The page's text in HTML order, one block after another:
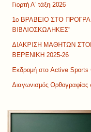
Γιορτή Α’ τάξη 2026
1ο ΒΡΑΒΕΙΟ ΣΤΟ
ΒΙΒΛΙΟΣΚΩΛΗΚΕΣ”
ΔΙΑΚΡΙΣΗ ΜΑΘΗΤΩΝ
ΒΕΡΕΝΙΚΗ 2025-26
Εκδρομή στο Active Sports
Διαγωνισμός Ορθογραφίας